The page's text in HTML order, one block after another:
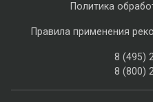
Политика
Правила применения
8 (495)
8 (800)